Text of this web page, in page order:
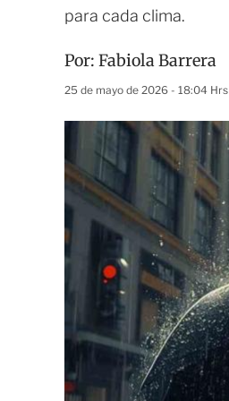
para cada clima.
Por: Fabiola Barrera
25 de mayo de 2026 - 18:04 Hrs